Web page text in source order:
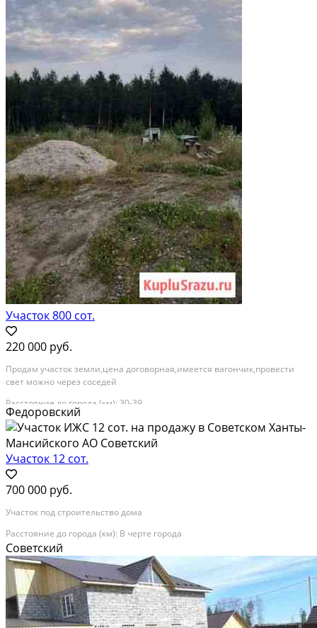
Участок 800 сот.
220 000 руб.
Продам участок земли,цена договорная,имеется вагончик,провести
свет можно через соседей
Расстояние до города (км): 30-39
Федоровский
Участок 12 сот.
700 000 руб.
Участок под строительство дома
Расстояние до города (км): В черте города
Советский